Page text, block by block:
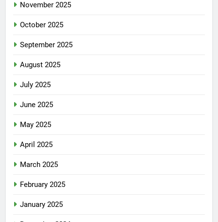
November 2025
October 2025
September 2025
August 2025
July 2025
June 2025
May 2025
April 2025
March 2025
February 2025
January 2025